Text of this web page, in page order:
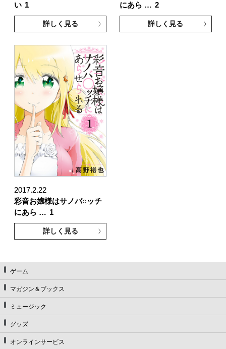
い 1
詳しく見る
にあら … 2
詳しく見る
2017.2.22
彩音お嬢様はサノバ○ッチ
にあら … 1
詳しく見る
ゲーム
マガジン＆ブックス
ミュージック
グッズ
オンラインサービス